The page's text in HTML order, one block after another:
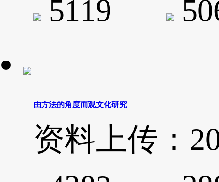
5119
由方法的角度而观文化研究
资料上传：